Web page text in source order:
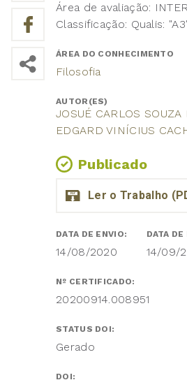
Área de avaliação:
Classificação: Qualis:
ÁREA DO CONHECIMENTO
Filosofia
AUTOR(ES)
JOSUÉ CARLOS SOUZA
EDGARD VINÍCIUS
Publicado
DATA DE ENVIO:
14/08/2020
DATA
14/09/
Nº CERTIFICADO:
20200914.008951
STATUS DOI:
Gerado
DOI: